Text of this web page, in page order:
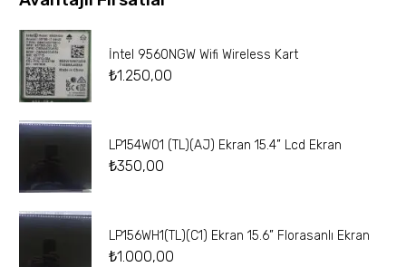
İntel 9560NGW Wifi Wireless Kart
₺1.250,00
LP154W01 (TL)(AJ) Ekran 15.4” Lcd Ekran
₺350,00
LP156WH1(TL)(C1) Ekran 15.6” Florasanlı Ekran
₺1.000,00